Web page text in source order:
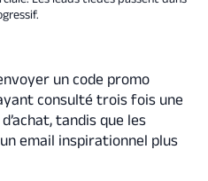
un code promo
consulté trois fois une
tandis que les
email inspirationnel plus